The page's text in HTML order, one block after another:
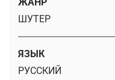
ШУТЕР
ЯЗЫК
РУССКИЙ